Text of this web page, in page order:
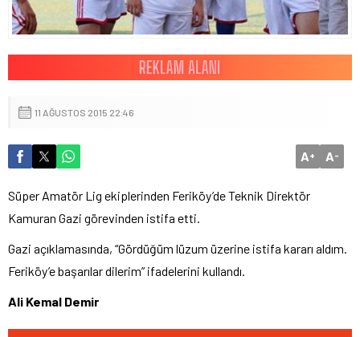
11 AĞUSTOS 2015 22:46
A+ A-
Süper Amatör Lig ekiplerinden Feriköy’de Teknik Direktör
Kamuran Gazi görevinden istifa etti.
Gazi açıklamasında, “Gördüğüm lüzum üzerine istifa kararı aldım.
Feriköy’e başarılar dilerim” ifadelerini kullandı.
Ali Kemal Demir